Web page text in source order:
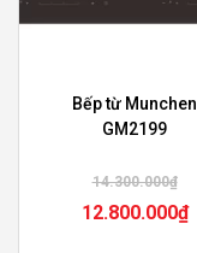
Bếp từ Munchen
GM2199
14.300.000₫
12.800.000₫